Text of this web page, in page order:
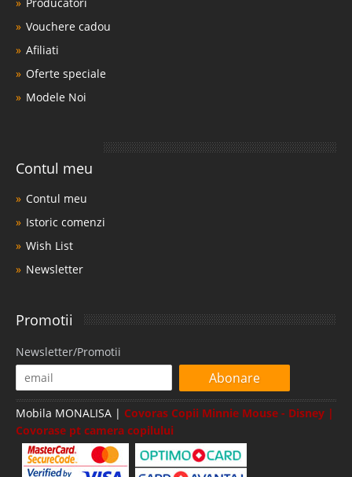
Producatori
Vouchere cadou
Afiliati
Oferte speciale
Modele Noi
Contul meu
Contul meu
Istoric comenzi
Wish List
Newsletter
Promotii
Newsletter/Promotii
Abonare
Mobila MONALISA | Covoras Copii Minnie Mouse - Disney |
Covorase pt camera copilului